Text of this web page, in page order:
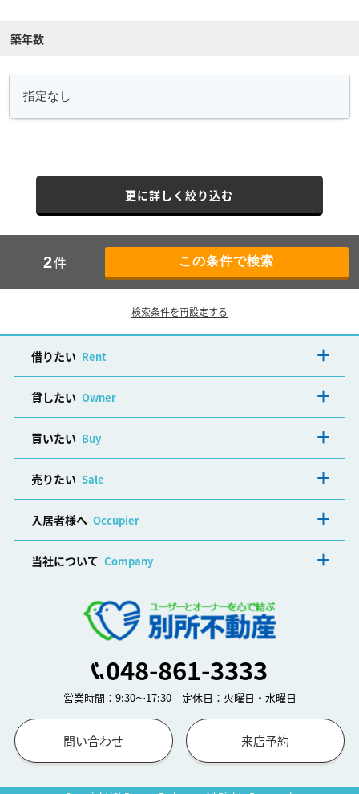
築年数
更に詳しく絞り込む
2件
検索条件を再設定する
借りたい Rent
貸したい Owner
買いたい Buy
売りたい Sale
入居者様へ Occupier
当社について Company
048-861-3333
営業時間：9:30～17:30 定休日：火曜日・水曜日
問い合わせ 来店予約